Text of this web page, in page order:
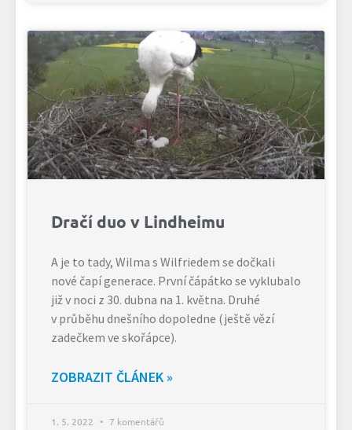
Dračí duo v Lindheimu
A je to tady, Wilma s Wilfriedem se dočkali
nové čapí generace. První čápátko se vyklubalo
již v noci z 30. dubna na 1. května. Druhé
v průběhu dnešního dopoledne (ještě vězí
zadečkem ve skořápce).
ZOBRAZIT ČLÁNEK »
1. 5. 2022 7 komentářů